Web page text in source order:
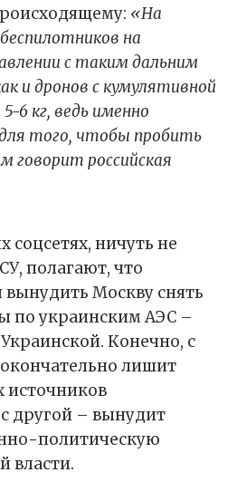
«На
на
с таким дальним
и дронов с кумулятивной
6 кг, ведь именно
того, чтобы пробить
говорит российская
соцсетях, ничуть не
полагают, что
вынудить Москву снять
по украинским АЭС –
Конечно, с
лишит
другой – вынудит
политическую
власти.